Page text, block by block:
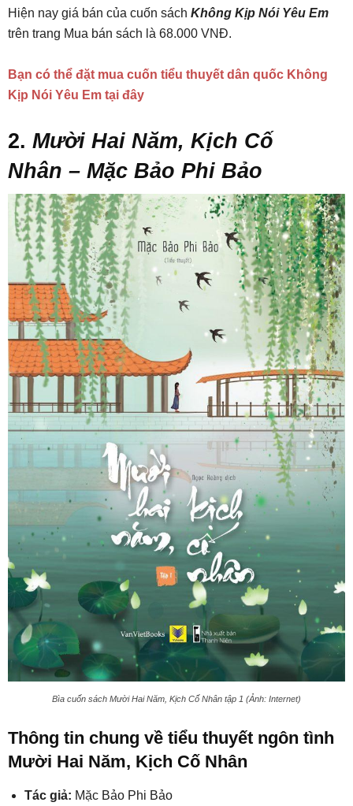
Hiện nay giá bán của cuốn sách Không Kịp Nói Yêu Em
trên trang Mua bán sách là 68.000 VNĐ.
Bạn có thể đặt mua cuốn tiểu thuyết dân quốc Không
Kịp Nói Yêu Em tại đây
2. Mười Hai Năm, Kịch Cố
Nhân – Mặc Bảo Phi Bảo
Bìa cuốn sách Mười Hai Năm, Kịch Cố Nhân tập 1 (Ảnh: Internet)
Thông tin chung về tiểu thuyết ngôn tình
Mười Hai Năm, Kịch Cố Nhân
Tác giả: Mặc Bảo Phi Bảo